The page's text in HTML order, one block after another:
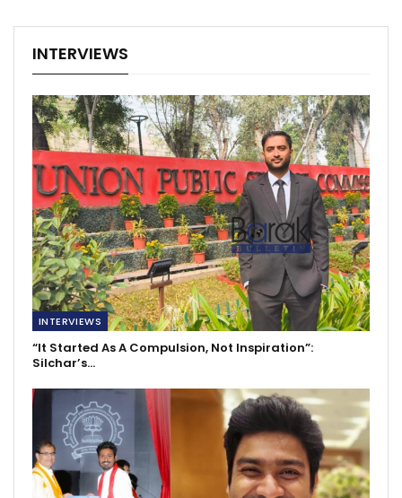
INTERVIEWS
INTERVIEWS
“It Started As A Compulsion, Not Inspiration”:
Silchar’s…